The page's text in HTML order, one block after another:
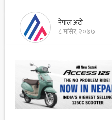
नेपाल अटो
८ मंसिर, २०७७